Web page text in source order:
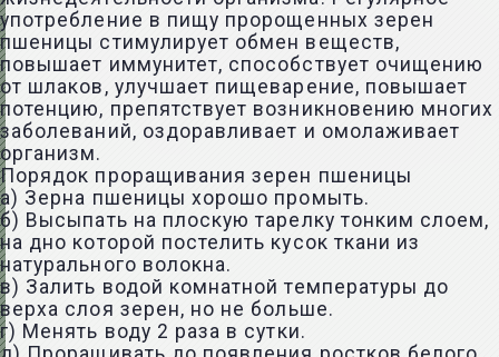
употребление в пищу пророщенных зерен
пшеницы стимулирует обмен веществ,
повышает иммунитет, способствует очищению
от шлаков, улучшает пищеварение, повышает
потенцию, препятствует возникновению многих
заболеваний, оздоравливает и омолаживает
организм.
Порядок проращивания зерен пшеницы
а) Зерна пшеницы хорошо промыть.
б) Высыпать на плоскую тарелку тонким слоем,
на дно которой постелить кусок ткани из
натурального волокна.
в) Залить водой комнатной температуры до
верха слоя зерен, но не больше.
г) Менять воду 2 раза в сутки.